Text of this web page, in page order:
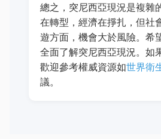
總之，突尼西亞現況是複雜
在轉型，經濟在掙扎，但社
遊方面，機會大於風險。希
全面了解突尼西亞現況。如
歡迎參考權威資源如世界衛
議。